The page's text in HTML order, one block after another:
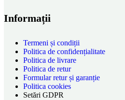
Informații
Termeni și condiții
Politica de confidențialitate
Politica de livrare
Politica de retur
Formular retur și garanție
Politica cookies
Setări GDPR